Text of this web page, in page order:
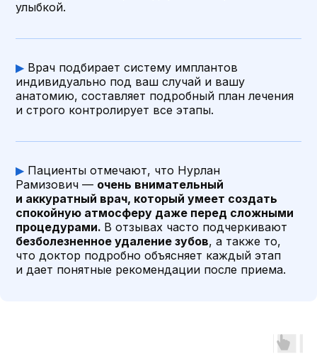
улыбкой.
▶ Врач подбирает систему имплантов
индивидуально под ваш случай и вашу
анатомию, составляет подробный план лечения
и строго контролирует все этапы.
▶ Пациенты отмечают, что Нурлан
Рамизович — очень внимательный
и аккуратный врач, который умеет создать
спокойную атмосферу даже перед сложными
процедурами. В отзывах часто подчеркивают
безболезненное удаление зубов, а также то,
что доктор подробно объясняет каждый этап
и дает понятные рекомендации после приема.
Отзывы
5.0 4.9 5.0
5.0из 5
На основе1 046оценок